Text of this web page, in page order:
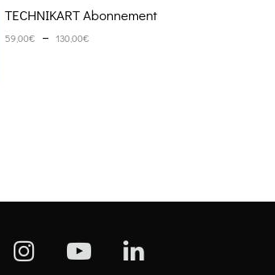
TECHNIKART Abonnement
59,00€ – 130,00€